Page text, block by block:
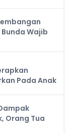
Wajib
Pada Anak
Orang Tua